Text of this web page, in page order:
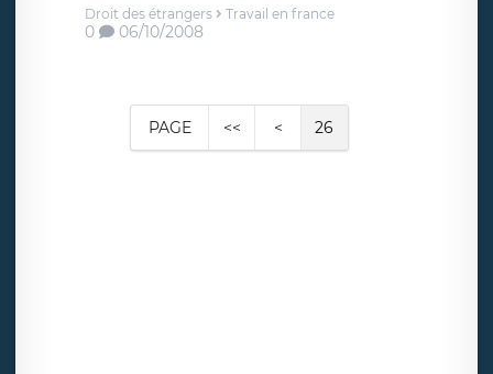
Droit des étrangers Travail en france
0 06/10/2008
PAGE << < 26